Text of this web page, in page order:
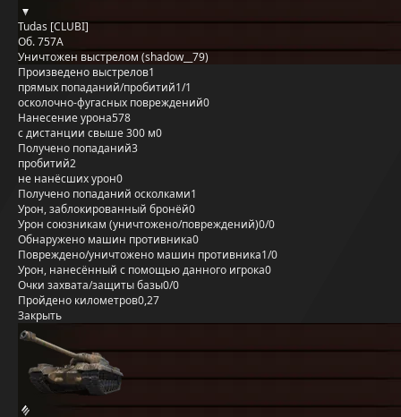
Tudas [CLUBI]
Об. 757А
Уничтожен выстрелом (shadow__79)
Произведено выстрелов1
прямых попаданий/пробитий1/1
осколочно-фугасных повреждений0
Нанесение урона578
с дистанции свыше 300 м0
Получено попаданий3
пробитий2
не нанёсших урон0
Получено попаданий осколками1
Урон, заблокированный бронёй0
Урон союзникам (уничтожено/повреждений)0/0
Обнаружено машин противника0
Повреждено/уничтожено машин противника1/0
Урон, нанесённый с помощью данного игрока0
Очки захвата/защиты базы0/0
Пройдено километров0,27
Закрыть